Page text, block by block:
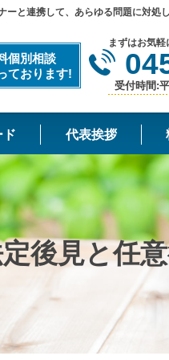
後見と任
ーと連携して、あらゆる問題に対処
個別相談
ております!
まずはお気
受付時間:
ド 代表挨拶